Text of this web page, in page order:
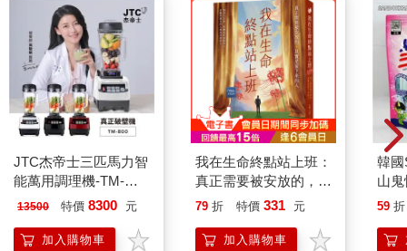
JTC杰帝士三匹馬力智
能萬用調理機-TM-
800-黑-公司貨(真正破
13500 特價 8300 元
加入購物車
我在生命終點站上班：
真正需要被安放的，其
實是留下來的人
79 折 特價 331 元
加入購物車
韓
山
450
59 折